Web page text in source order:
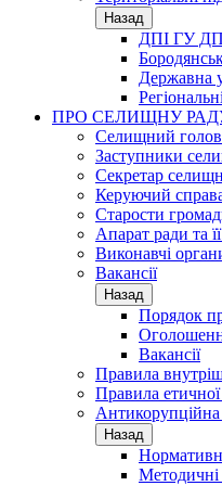
Назад
ДПІ ГУ
Державна
ПРО СЕЛИЩНУ
Селищний
Заступники
Секретар
Керуючий
Старости
Апарат ради та
Виконавчі
Вакансії
Назад
Порядок
Вакансії
Правила
Правила
Антикорупційна
Назад
Методичні